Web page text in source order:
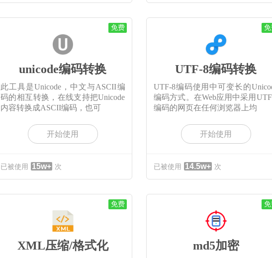
免费
unicode编码转换
此工具是Unicode，中文与ASCII编
码的相互转换，在线支持把Unicode
内容转换成ASCII编码，也可
开始使用
已被使用 15w+ 次
UTF-8编码转换
UTF-8编码使用中可变长的
编码方式。在Web应用中采用
编码的网页在任何浏览器上均
开始使用
已被使用 14.5w+ 次
免费
XML压缩/格式化 md5加密